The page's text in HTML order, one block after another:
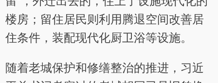
楼房；留住居民则利用腾退空间改善居
住条件，装配现代化厨卫浴等设施。
随着老城保护和修缮整治的推进，习近